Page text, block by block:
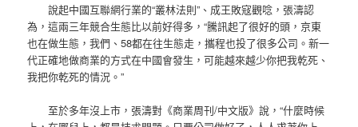
說起中國互聯網行業的“叢林法則”、成王敗寇觀唸，張濤認
為，這兩三年競合生態比以前好得多，“騰訊起了很好的頭，京東
也在做生態，我們、58都在往生態走，攜程也投了很多公司。新一
代正確地做商業的方式在中國會發生，可能越來越少你把我乾死、
我把你乾死的情況。”
至於多年沒上市，張濤對《商業周刊/中文版》說，“什麼時候